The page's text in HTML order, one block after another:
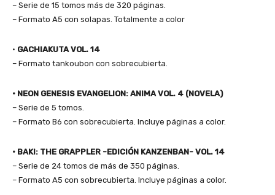
– Serie de 15 tomos más de 320 páginas.
– Formato A5 con solapas. Totalmente a color
• GACHIAKUTA VOL. 14
– Formato tankoubon con sobrecubierta.
• NEON GENESIS EVANGELION: ANIMA VOL. 4 (NOVELA)
– Serie de 5 tomos.
– Formato B6 con sobrecubierta. Incluye páginas a color.
• BAKI: THE GRAPPLER -EDICIÓN KANZENBAN- VOL. 14
– Serie de 24 tomos de más de 350 páginas.
– Formato A5 con sobrecubierta. Incluye páginas a color.